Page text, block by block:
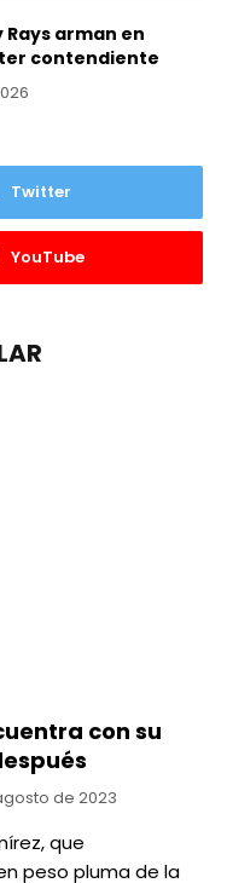
Rays arman en
contendiente
Twitter
YouTube
con su
de 2023
que
peso pluma de la